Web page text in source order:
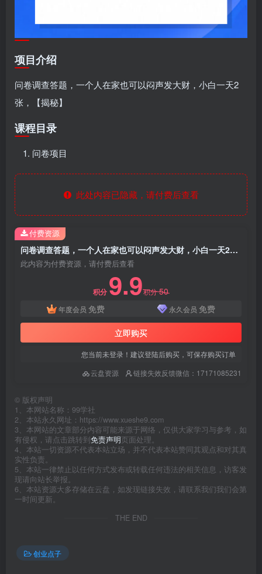
项目介绍
问卷调查答题，一个人在家也可以闷声发大财，小白一天2
张，【揭秘】
课程目录
问卷项目
此处内容已隐藏，请付费后查看
问卷调查答题，一个人在家也可以闷声发大财，小白一天2张，【揭秘】
此内容为付费资源，请付费后查看
积分 9.9积分50
年度会员 免费 永久会员 免费
立即购买
您当前未登录！建议登陆后购买，可保存购买订单
云盘资源
链接失效反馈微信：17171085231
付费资源
© 版权声明
1、本网站名称：99学社
2、本站永久网址：https://www.xueshe9.com
3、本网站的文章部分内容可能来源于网络，仅供大家学习与参考，如
有侵权，请点击跳转到免责声明页面处理。
4、本站一切资源不代表本站立场，并不代表本站赞同其观点和对其真
实性负责。
5、本站一律禁止以任何方式发布或转载任何违法的相关信息，访客发
现请向站长举报。
6、本站资源大多存储在云盘，如发现链接失效，请联系我们我们会第
一时间更新。
THE END
创业点子